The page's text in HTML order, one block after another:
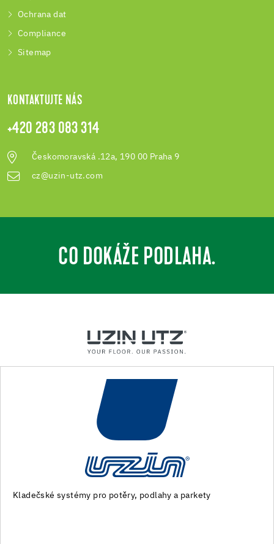
Ochrana dat
Compliance
Sitemap
KONTAKTUJTE NÁS
+420 283 083 314
Českomoravská .12a, 190 00 Praha 9
cz@uzin-utz.com
CO DOKÁŽE PODLAHA.
Stroje a speciální nářadí pro přípravu podkladu a